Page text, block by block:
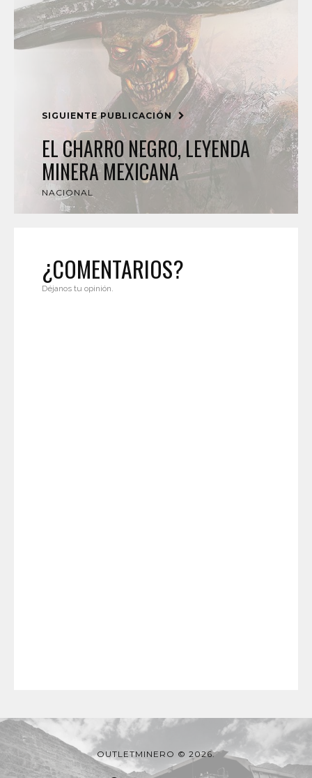
SIGUIENTE PUBLICACIÓN
EL CHARRO NEGRO, LEYENDA
MINERA MEXICANA
NACIONAL
¿COMENTARIOS?
Déjanos tu opinión.
OUTLETMINERO © 2026.